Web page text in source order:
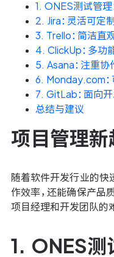
1. ONES测试管
2. Jira：灵活可定
3. Trello：简洁直
4. ClickUp：多功
5. Asana：注重
6. Monday.com
7. GitLab：面向
总结与建议
项目管理
随着软件开发行业的快
作效率，还能确保产品
项目经理和开发团队的
1. ONES测